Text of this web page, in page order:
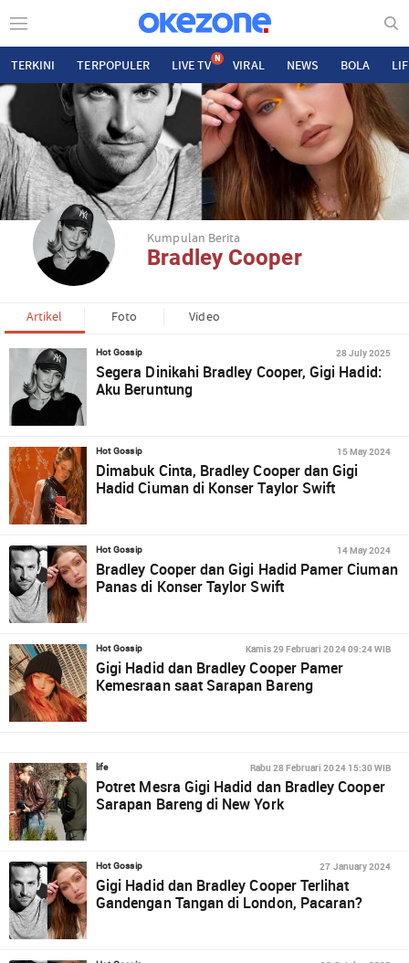
TERKINI TERPOPULER LIVE TV N VIRAL NEWS BOLA
Kumpulan Berita
Bradley Cooper
Artikel Foto Video
Hot Gossip 28 July 2025
Segera Dinikahi Bradley Cooper, Gigi Hadid:
Aku Beruntung
Hot Gossip 15 May 2024
Dimabuk Cinta, Bradley Cooper dan Gigi
Hadid Ciuman di Konser Taylor Swift
Hot Gossip 14 May 2024
Bradley Cooper dan Gigi Hadid Pamer Ciuman
Panas di Konser Taylor Swift
Hot Gossip Kamis 29 Februari 2024 09:24 WIB
Gigi Hadid dan Bradley Cooper Pamer
Kemesraan saat Sarapan Bareng
life Rabu 28 Februari 2024 15:30 WIB
Potret Mesra Gigi Hadid dan Bradley Cooper
Sarapan Bareng di New York
Hot Gossip 27 January 2024
Gigi Hadid dan Bradley Cooper Terlihat
Gandengan Tangan di London, Pacaran?